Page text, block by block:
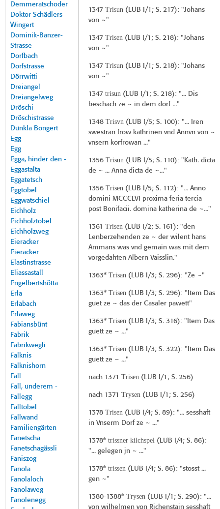
Demmeratschoder
Doktor Schädlers
Wingert
Dominik-Banzer-
Strasse
Dorfbach
Dorfstrasse
Dörrwitti
Dreiangel
Dreiangelweg
Dröschi
Dröschistrasse
Dunkla Bongert
Egg
Egg
Egga, hinder den -
Eggastalta
Eggatetsch
Eggtobel
Eggwatschiel
Eichholz
Eichholztobel
Eichholzweg
Eieracker
Eieracker
Elastinstrasse
Eliassastall
Engelbertshötta
Erla
Erlabach
Erlaweg
Fabiansbünt
Fabrik
Fabrikwegli
Falknis
Falknishorn
Fall
Fall, underem -
Fallegg
Falltobel
Fallwand
Familiengärten
Fanetscha
Fanetschagässli
Faniszog
Fanola
Fanolaloch
Fanolaweg
Fanolenegg
1347 Trisun( LUB I/1 ; S. 217): "Johans
von ~"
1347 Trisen( LUB I/1 ; S. 218): "Johans
von ~"
1347 Trisun( LUB I/1 ; S. 218): "Johans
von ~"
1347 trisun( LUB I/1 ; S. 218): "... Dis
beschach ze ~ in dem dorf ..."
1348 Trisvn( LUB I/5; S. 100): "... Iren
swestran frow kathrinen vnd Annvn von ~
vnsern korfrowan ..."
1356 Trisun( LUB I/5; S. 110): "Kath. dicta
de ~ ... Anna dicta de ~..."
1356 Trisen( LUB I/5; S. 112): "... Anno
domini MCCCLVI proxima feria tercia
post Bonifacii. domina katherina de ~..."
1361 Trisen( LUB I/2; S. 161): "den
Lenberzehenden ze ~ der wilent hans
Ammans was vnd gemain was mit dem
vorgedahten Albern Vaisslin."
1363* Trisan( LUB I/3; S. 296): "Ze ~"
1363* Trisen( LUB I/3; S. 296): "Item Das
guet ze ~ das der Casaler pawett"
1363* Trisen( LUB I/3; S. 316): "Item Das
guett ze ~ ..."
1363* Trisen( LUB I/3; S. 322): "Item Das
guett ze ~ ..."
nach 1371 Trisen( LUB I/1 ; S. 256)
nach 1371 Trysen( LUB I/1 ; S. 256)
1378 Trisen( LUB I/4; S. 89): "... sesshaft
in Vnserm Dorf ze ~ ..."
1378* trissner kilchspel( LUB I/4; S. 86):
"... gelegen jn ~ ..."
1378* trissen( LUB I/4; S. 86): "stosst ...
gen ~"
1380-1388* Trysen( LUB I/1 ; S. 290): "...
von wilhelmen von Richenstain sesshaft